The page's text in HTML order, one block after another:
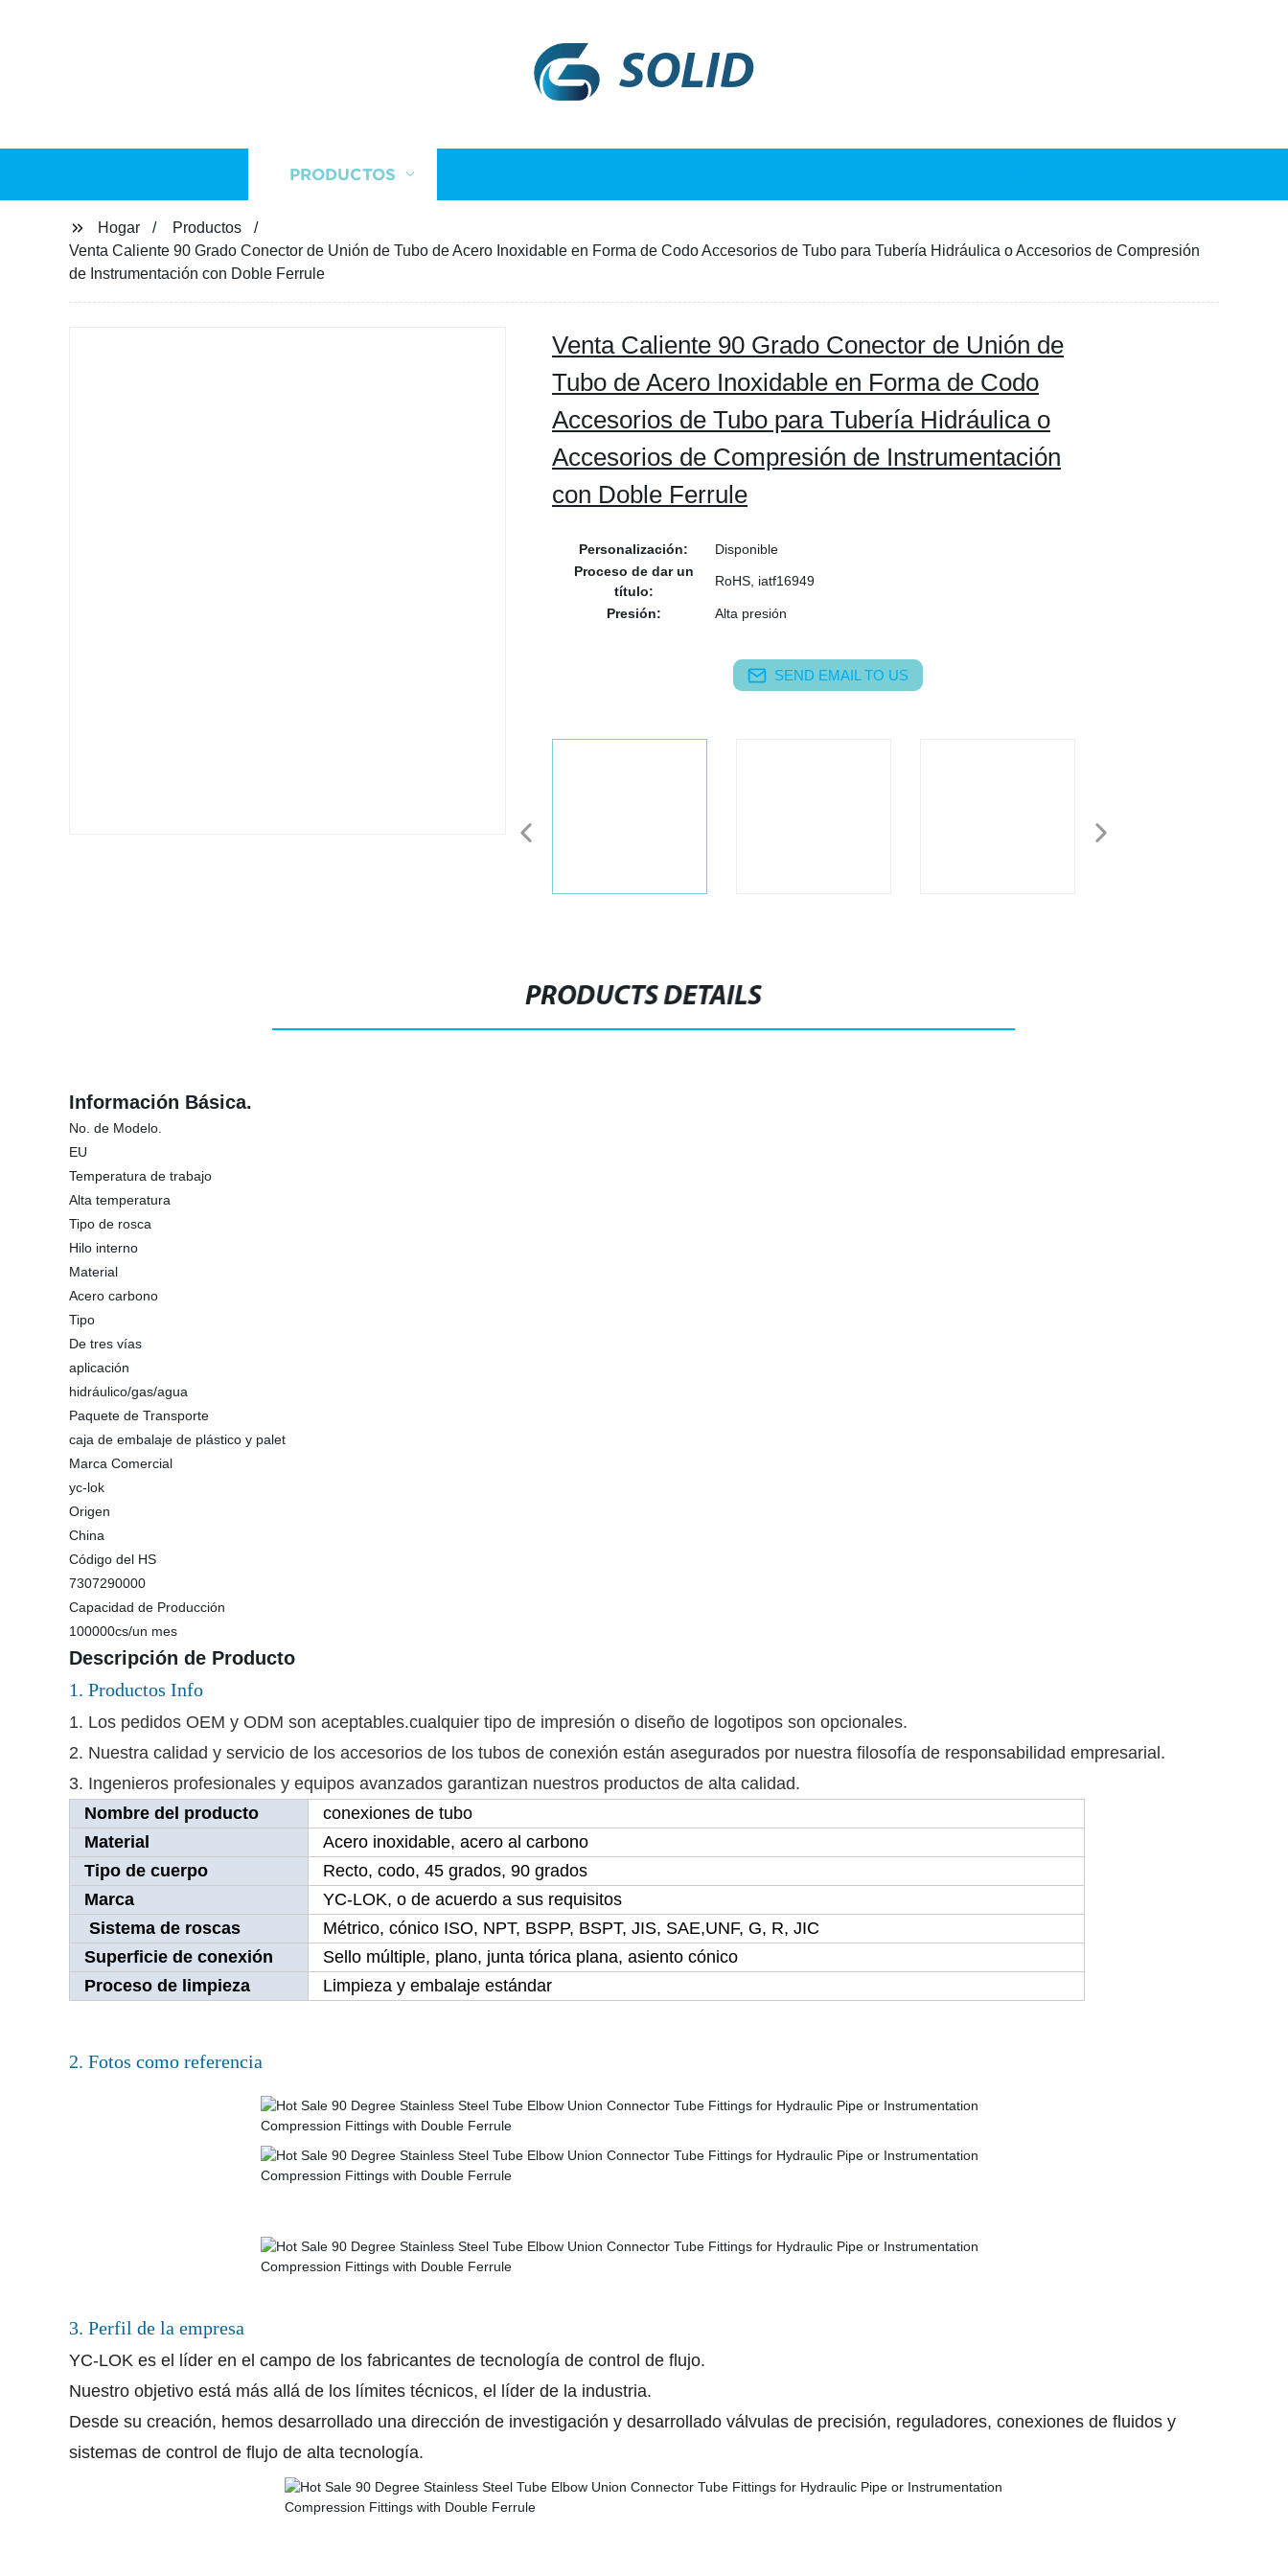
SOLID
PRODUCTOS
Hogar
Productos
Venta Caliente 90 Grado Conector de Unión de Tubo de Acero Inoxidable en Forma de Codo Accesorios de Tubo para Tubería Hidráulica o Accesorios de Compresión
de Instrumentación con Doble Ferrule
Venta Caliente 90 Grado Conector de Unión de
Tubo de Acero Inoxidable en Forma de Codo
Accesorios de Tubo para Tubería Hidráulica o
Accesorios de Compresión de Instrumentación
con Doble Ferrule
Personalización:
Disponible
Proceso de dar un
título:
RoHS, iatf16949
Presión: Alta presión
SEND EMAIL TO US
PRODUCTS DETAILS
Información Básica.
No. de Modelo.
EU
Temperatura de trabajo
Alta temperatura
Tipo de rosca
Hilo interno
Material
Acero carbono
Tipo
De tres vías
aplicación
hidráulico/gas/agua
Paquete de Transporte
caja de embalaje de plástico y palet
Marca Comercial
yc-lok
Origen
China
Código del HS
7307290000
Capacidad de Producción
100000cs/un mes
Descripción de Producto
1. Productos Info
1. Los pedidos OEM y ODM son aceptables.cualquier tipo de impresión o diseño de logotipos son opcionales.
2. Nuestra calidad y servicio de los accesorios de los tubos de conexión están asegurados por nuestra filosofía de responsabilidad empresarial.
3. Ingenieros profesionales y equipos avanzados garantizan nuestros productos de alta calidad.
Nombre del producto
conexiones de tubo
Material
Acero inoxidable, acero al carbono
Tipo de cuerpo
Recto, codo, 45 grados, 90 grados
Marca
YC-LOK, o de acuerdo a sus requisitos
Sistema de roscas
Métrico, cónico ISO, NPT, BSPP, BSPT, JIS, SAE,UNF, G, R, JIC
Superficie de conexión
Sello múltiple, plano, junta tórica plana, asiento cónico
Proceso de limpieza
Limpieza y embalaje estándar
2. Fotos como referencia
3. Perfil de la empresa
YC-LOK es el líder en el campo de los fabricantes de tecnología de control de flujo.
Nuestro objetivo está más allá de los límites técnicos, el líder de la industria.
Desde su creación, hemos desarrollado una dirección de investigación y desarrollado válvulas de precisión, reguladores, conexiones de fluidos y
sistemas de control de flujo de alta tecnología.